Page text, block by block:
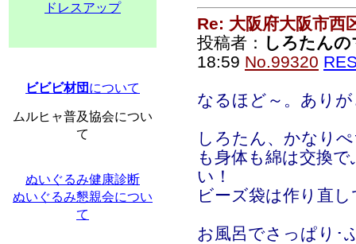
ドレスアップ
ビビビ材団 について
ムルヒャ普及協会につい
て
ぬいぐるみ健康診断
ぬいぐるみ懇親会につい
て
Re: 大阪府大阪市西
投稿者： しろたんの
18:59 No.99320
なるほど～。あり
しろたん、かなり
も身体も綿は交換
い！
ビーズ袋は作り直
お風呂でさっぱり･